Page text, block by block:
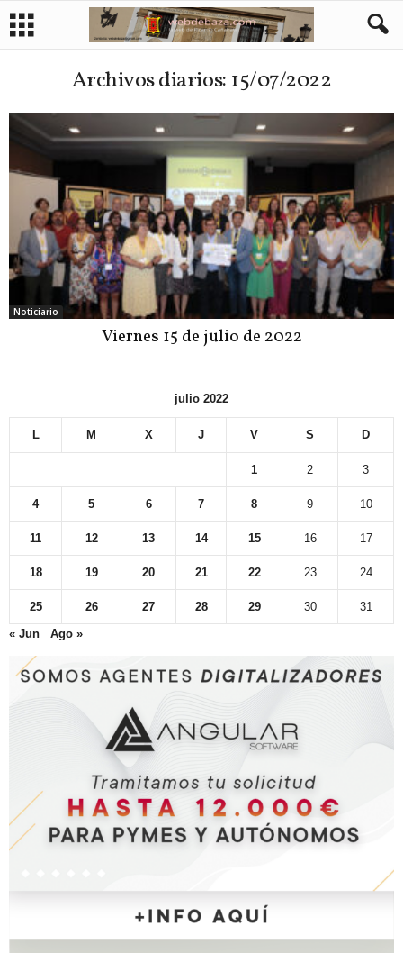
Archivos diarios: 15/07/2022
Noticiario
Viernes 15 de julio de 2022
julio 2022
L M X J V S D
1 2 3
4 5 6 7 8 9 10
11 12 13 14 15 16 17
18 19 20 21 22 23 24
25 26 27 28 29 30
31
« Jun
Ago »